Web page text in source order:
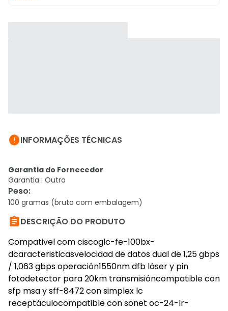
INFORMAÇÕES TÉCNICAS
Garantia do Fornecedor
Garantia : Outro
Peso:
100 gramas (bruto com embalagem)
DESCRIÇÃO DO PRODUTO
Compativel com ciscoglc-fe-100bx-
dcaracteristicasvelocidad de datos dual de 1,25 gbps
/ 1,063 gbps operación1550nm dfb láser y pin
fotodetector para 20km transmisióncompatible con
sfp msa y sff-8472 con simplex lc
receptáculocompatible con sonet oc-24-lr-